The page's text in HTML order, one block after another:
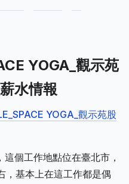
YOGA_觀示苑
水情報
YOGA_觀示苑股
個工作地點位在臺北市，
，基本上在這工作都是偶